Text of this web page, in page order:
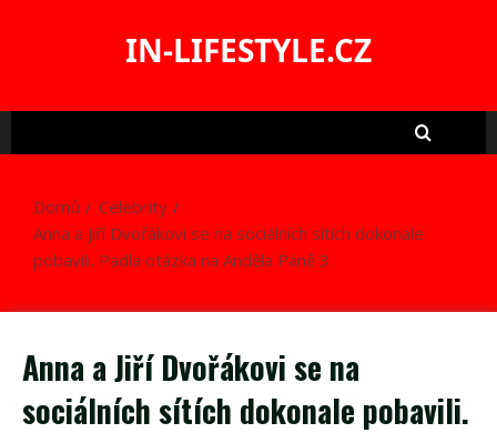
IN-LIFESTYLE.CZ
Domů
Celebrity
Anna a Jiří Dvořákovi se na sociálních sítích dokonale
pobavili. Padla otázka na Anděla Páně 3
Anna a Jiří Dvořákovi se na
sociálních sítích dokonale pobavili.